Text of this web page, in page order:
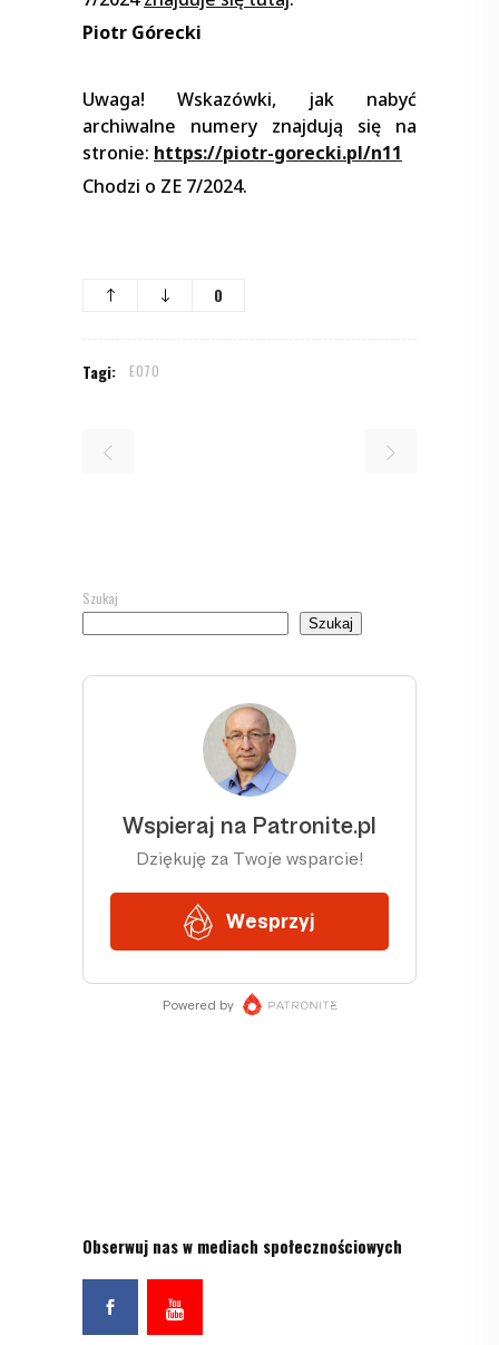
Piotr Górecki
Uwaga! Wskazówki, jak nabyć
archiwalne numery znajdują się na
stronie: https://piotr-gorecki.pl/n11
Chodzi o ZE 7/2024.
0
Tagi: E070
Szukaj
Szukaj
Obserwuj nas w mediach społecznościowych